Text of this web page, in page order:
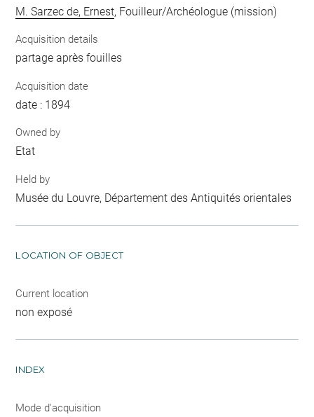
M. Sarzec de, Ernest, Fouilleur/Archéologue (mission)
Acquisition details
partage après fouilles
Acquisition date
date : 1894
Owned by
Etat
Held by
Musée du Louvre, Département des Antiquités orientales
LOCATION OF OBJECT
Current location
non exposé
INDEX
Mode d'acquisition